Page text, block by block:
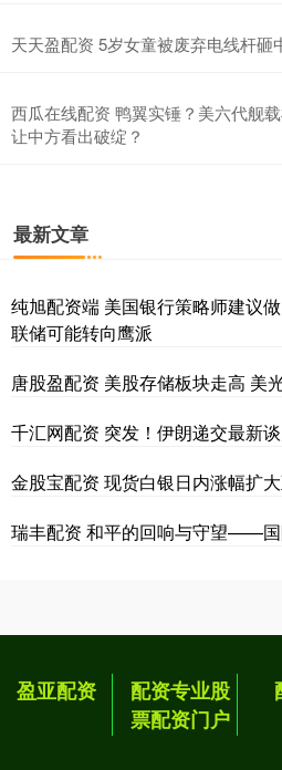
天天盈配资 5岁女童被废弃电线杆砸
西瓜在线配资 鸭翼实锤？美六代舰
让中方看出破绽？
最新文章
纯旭配资端 美国银行策略师建议
联储可能转向鹰派
唐股盈配资 美股存储板块走高 美
千汇网配资 突发！伊朗递交最新
金股宝配资 现货白银日内涨幅扩
瑞丰配资 和平的回响与守望——国
盈亚配资
配资专业股
票配资门户